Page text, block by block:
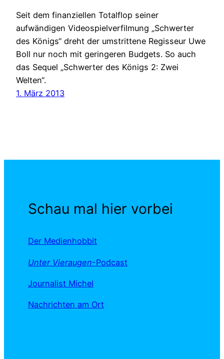
Seit dem finanziellen Totalflop seiner
aufwändigen Videospielverfilmung „Schwerter
des Königs“ dreht der umstrittene Regisseur Uwe
Boll nur noch mit geringeren Budgets. So auch
das Sequel „Schwerter des Königs 2: Zwei
Welten“.
1. März 2013
Schau mal hier vorbei
Der Medienhobbit
Unter Vieraugen-Podcast
Journalist Michel
Nachrichten am Ort